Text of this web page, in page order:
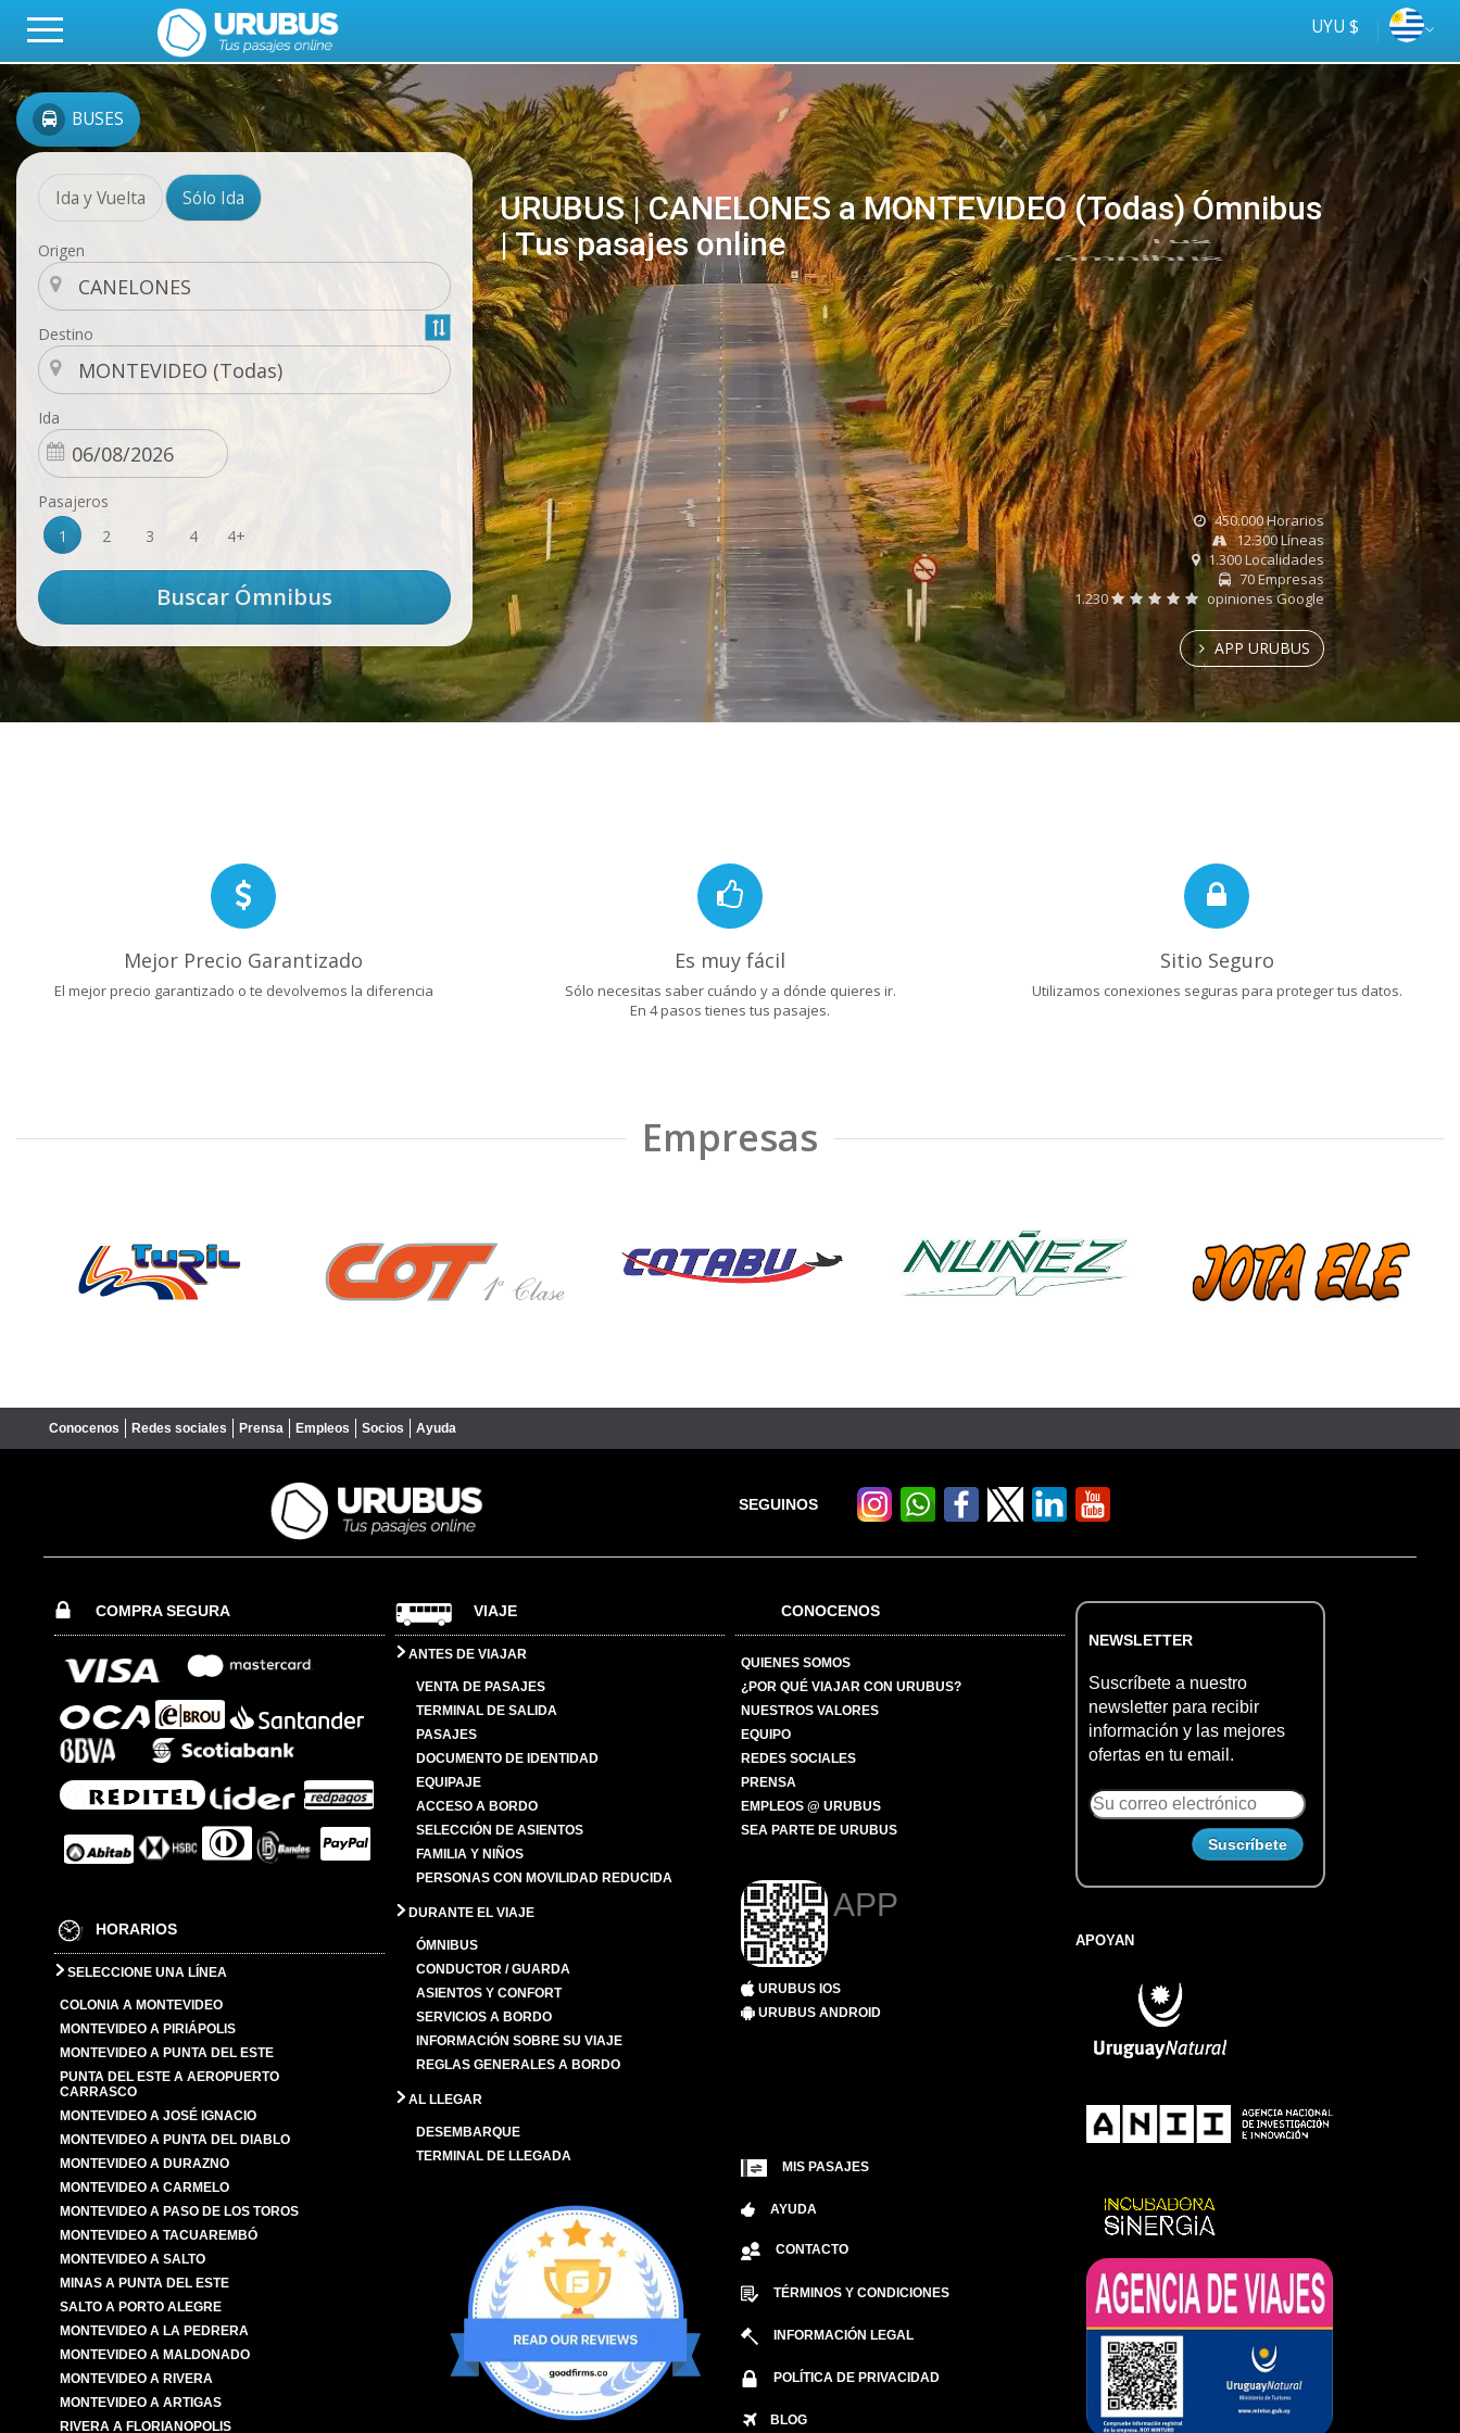
UYU $
BUSES
Ida y Vuelta Sólo Ida
Origen
Destino
Ida
Pasajeros
1
2 3 4 4+
URUBUS | CANELONES a MONTEVIDEO (Todas) Ómnibus
| Tus pasajes online
online
Tus
ómnibus
450.000 Horarios
12.300 Líneas
1.300 Localidades
70 Empresas
1.230
opiniones Google
APP URUBUS
Mejor Precio Garantizado
El mejor precio garantizado o te devolvemos la diferencia
Es muy fácil
Sólo necesitas saber cuándo y a dónde quieres ir.
En 4 pasos tienes tus pasajes.
Sitio Seguro
Utilizamos conexiones seguras para proteger tus datos.
Empresas
Conocenos Redes sociales Prensa Empleos Socios Ayuda
SEGUINOS
COMPRA SEGURA
HORARIOS
SELECCIONE UNA LÍNEA
COLONIA A MONTEVIDEO
MONTEVIDEO A PIRIÁPOLIS
MONTEVIDEO A PUNTA DEL ESTE
PUNTA DEL ESTE A AEROPUERTO
CARRASCO
MONTEVIDEO A JOSÉ IGNACIO
MONTEVIDEO A PUNTA DEL DIABLO
MONTEVIDEO A DURAZNO
MONTEVIDEO A CARMELO
MONTEVIDEO A PASO DE LOS TOROS
MONTEVIDEO A TACUAREMBÓ
MONTEVIDEO A SALTO
MINAS A PUNTA DEL ESTE
SALTO A PORTO ALEGRE
MONTEVIDEO A LA PEDRERA
MONTEVIDEO A MALDONADO
MONTEVIDEO A RIVERA
MONTEVIDEO A ARTIGAS
RIVERA A FLORIANOPOLIS
VIAJE
ANTES DE VIAJAR
VENTA DE PASAJES
TERMINAL DE SALIDA
PASAJES
DOCUMENTO DE IDENTIDAD
EQUIPAJE
ACCESO A BORDO
SELECCIÓN DE ASIENTOS
FAMILIA Y NIÑOS
PERSONAS CON MOVILIDAD REDUCIDA
DURANTE EL VIAJE
ÓMNIBUS
CONDUCTOR / GUARDA
ASIENTOS Y CONFORT
SERVICIOS A BORDO
INFORMACIÓN SOBRE SU VIAJE
REGLAS GENERALES A BORDO
AL LLEGAR
DESEMBARQUE
TERMINAL DE LLEGADA
CONOCENOS
QUIENES SOMOS
¿POR QUÉ VIAJAR CON URUBUS?
NUESTROS VALORES
EQUIPO
REDES SOCIALES
PRENSA
EMPLEOS @ URUBUS
SEA PARTE DE URUBUS
APP
URUBUS IOS
URUBUS ANDROID
MIS PASAJES
AYUDA
CONTACTO
TÉRMINOS Y CONDICIONES
INFORMACIÓN LEGAL
POLÍTICA DE PRIVACIDAD
BLOG
NEWSLETTER
Suscríbete a nuestro
newsletter para recibir
información y las mejores
ofertas en tu email.
APOYAN